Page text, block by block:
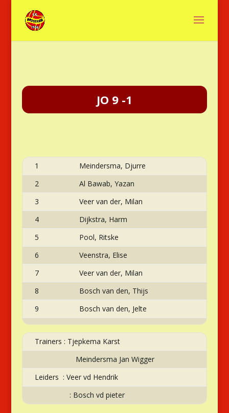
JO 9 -1
1
Meindersma, Djurre
2
Al Bawab, Yazan
3
Veer van der, Milan
4
Dijkstra, Harm
5
Pool, Ritske
6
Veenstra, Elise
7
Veer van der, Milan
8
Bosch van den, Thijs
9
Bosch van den, Jelte
Trainers : Tjepkema Karst
Meindersma Jan Wigger
Leiders : Veer vd Hendrik
: Bosch vd pieter